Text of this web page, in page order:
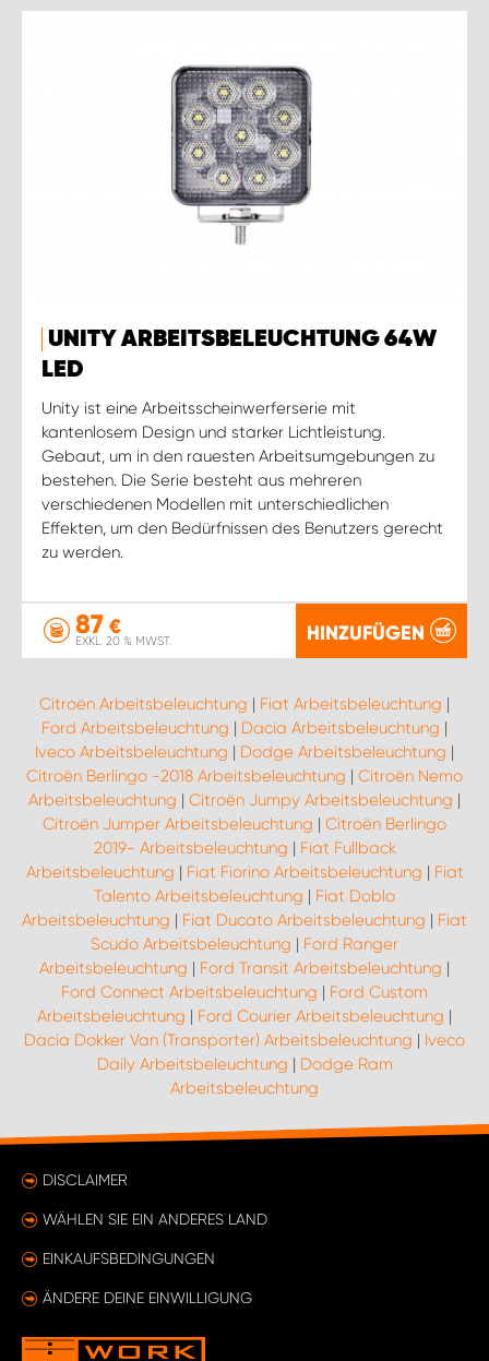
UNITY ARBEITSBELEUCHTUNG 64W
LED
Unity ist eine Arbeitsscheinwerferserie mit
kantenlosem Design und starker Lichtleistung.
Gebaut, um in den rauesten Arbeitsumgebungen zu
bestehen. Die Serie besteht aus mehreren
verschiedenen Modellen mit unterschiedlichen
Effekten, um den Bedürfnissen des Benutzers gerecht
zu werden.
87 €
EXKL. 20 % MWST. HINZUFÜGEN
Citroën Arbeitsbeleuchtung | Fiat Arbeitsbeleuchtung |
Ford Arbeitsbeleuchtung | Dacia Arbeitsbeleuchtung |
Iveco Arbeitsbeleuchtung | Dodge Arbeitsbeleuchtung |
Citroën Berlingo -2018 Arbeitsbeleuchtung | Citroën Nemo
Arbeitsbeleuchtung | Citroën Jumpy Arbeitsbeleuchtung |
Citroën Jumper Arbeitsbeleuchtung | Citroën Berlingo
2019- Arbeitsbeleuchtung | Fiat Fullback
Arbeitsbeleuchtung | Fiat Fiorino Arbeitsbeleuchtung | Fiat
Talento Arbeitsbeleuchtung | Fiat Doblo
Arbeitsbeleuchtung | Fiat Ducato Arbeitsbeleuchtung | Fiat
Scudo Arbeitsbeleuchtung | Ford Ranger
Arbeitsbeleuchtung | Ford Transit Arbeitsbeleuchtung |
Ford Connect Arbeitsbeleuchtung | Ford Custom
Arbeitsbeleuchtung | Ford Courier Arbeitsbeleuchtung |
Dacia Dokker Van (Transporter) Arbeitsbeleuchtung | Iveco
Daily Arbeitsbeleuchtung | Dodge Ram
Arbeitsbeleuchtung
DISCLAIMER
WÄHLEN SIE EIN ANDERES LAND
EINKAUFSBEDINGUNGEN
ÄNDERE DEINE EINWILLIGUNG